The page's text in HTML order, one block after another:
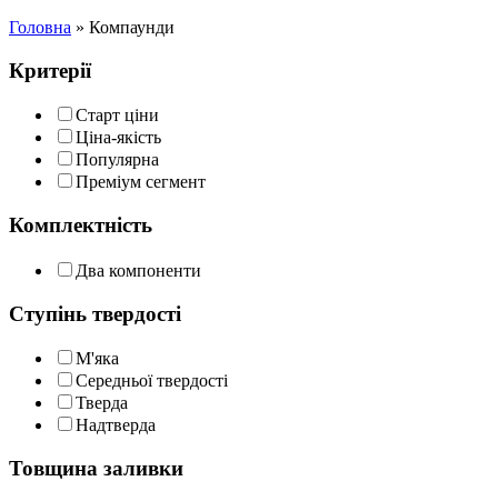
Головна » Компаунди
Критерії
Старт ціни
Ціна-якість
Популярна
Преміум сегмент
Комплектність
Два компоненти
Ступінь твердості
М'яка
Середньої твердості
Тверда
Надтверда
Товщина заливки